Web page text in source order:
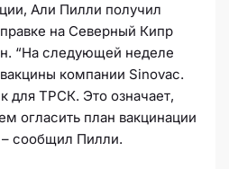
Али Пилли получил
на Северный Кипр
“На следующей неделе
компании Sinovac.
для ТРСК. Это означает,
огласить план вакцинации
сообщил Пилли.